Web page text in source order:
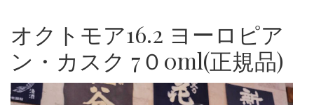
オクトモア16.2 ヨーロピア
ン・カスク 7０0ml(正規品)